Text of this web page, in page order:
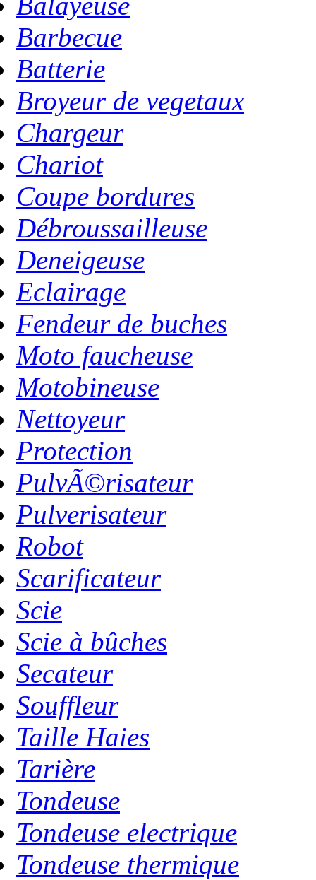
Barbecue
Batterie
Broyeur de vegetaux
Chargeur
Chariot
Coupe bordures
Débroussailleuse
Deneigeuse
Eclairage
Fendeur de buches
Moto faucheuse
Motobineuse
Nettoyeur
Protection
PulvÃ©risateur
Pulverisateur
Robot
Scarificateur
Scie
Scie à bûches
Secateur
Souffleur
Taille Haies
Tarière
Tondeuse
Tondeuse electrique
Tondeuse thermique